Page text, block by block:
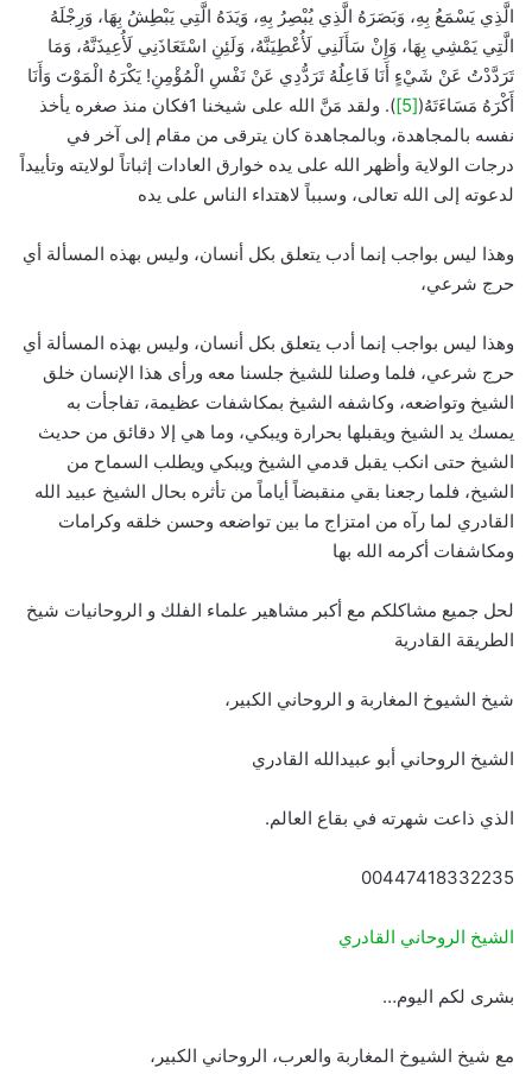
الَّذِي يَسْمَعُ بِهِ، وَبَصَرَهُ الَّذِي يُبْصِرُ بِهِ، وَيَدَهُ الَّتِي يَبْطِشُ بِهَا، وَرِجْلَهُ
الَّتِي يَمْشِي بِهَا، وَإِنْ سَأَلَنِي لَأُعْطِيَنَّهُ، وَلَئِنِ اسْتَعَاذَنِي لَأُعِيذَنَّهُ، وَمَا
تَرَدَّدْتُ عَنْ شَيْءٍ أَنَا فَاعِلُهُ تَرَدُّدِي عَنْ نَفْسِ الْمُؤْمِنِ! يَكْرَهُ الْمَوْتَ وَأَنَا
أَكْرَهُ مَسَاءَتَهُ([5]
). ولقد مَنَّ الله على شيخنا 1فكان منذ صغره يأخذ
نفسه بالمجاهدة، وبالمجاهدة كان يترقى من مقام إلى آخر في
درجات الولاية وأظهر الله على يده خوارق العادات إثباتاً لولايته وتأييداً
لدعوته إلى الله تعالى، وسبباً لاهتداء الناس على يده
وهذا ليس بواجب إنما أدب يتعلق بكل أنسان، وليس بهذه المسألة أي
حرج شرعي،
وهذا ليس بواجب إنما أدب يتعلق بكل أنسان، وليس بهذه المسألة أي
حرج شرعي، فلما وصلنا للشيخ جلسنا معه ورأى هذا الإنسان خلق
الشيخ وتواضعه، وكاشفه الشيخ بمكاشفات عظيمة، تفاجأت به
يمسك يد الشيخ ويقبلها بحرارة ويبكي، وما هي إلا دقائق من حديث
الشيخ حتى انكب يقبل قدمي الشيخ ويبكي ويطلب السماح من
الشيخ، فلما رجعنا بقي منقبضاً أياماً من تأثره بحال الشيخ عبيد الله
القادري لما رآه من امتزاج ما بين تواضعه وحسن خلقه وكرامات
ومكاشفات أكرمه الله بها
لحل جميع مشاكلكم مع أكبر مشاهير علماء الفلك و الروحانيات شيخ
الطريقة القادرية
شيخ الشيوخ المغاربة و الروحاني الكبير،
الشيخ الروحاني أبو عبيدالله القادري
الذي ذاعت شهرته في بقاع العالم.
00447418332235
الشيخ الروحاني القادري
بشرى لكم اليوم…
مع شيخ الشيوخ المغاربة والعرب، الروحاني الكبير،